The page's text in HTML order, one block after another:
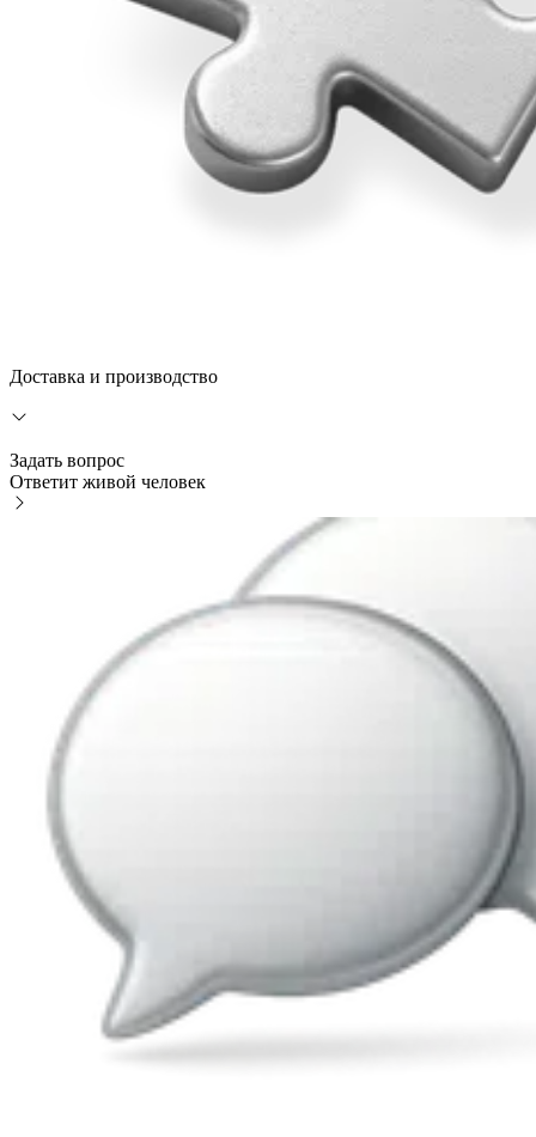
Доставка и производство
Задать вопрос
Ответит живой человек